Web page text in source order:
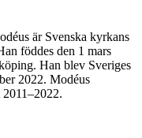
är Svenska kyrkans
föddes den 1 mars
Han blev Sveriges
2022. Modéus